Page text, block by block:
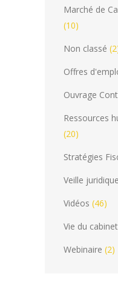
Marché de
(10)
Non classé
Offres
Ouvrage
Ressources
(20)
Stratégies
Veille juridique
Vidéos (46)
Vie du cabinet
Webinaire (2)